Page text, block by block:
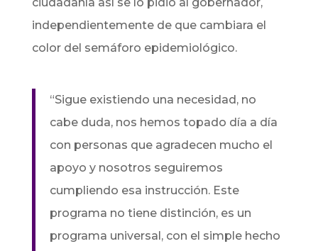
independientemente de que cambiara el
color del semáforo epidemiológico.
“Sigue existiendo una necesidad, no
cabe duda, nos hemos topado día a día
con personas que agradecen mucho el
apoyo y nosotros seguiremos
cumpliendo esa instrucción. Este
programa no tiene distinción, es un
programa universal, con el simple hecho